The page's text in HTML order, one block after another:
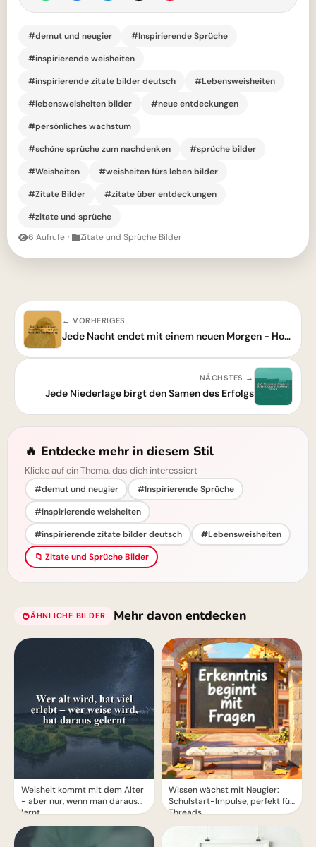
#demut und neugier
#Inspirierende Sprüche
#inspirierende weisheiten
#inspirierende zitate bilder deutsch
#Lebensweisheiten
#lebensweisheiten bilder
#neue entdeckungen
#persönliches wachstum
#schöne sprüche zum nachdenken
#sprüche bilder
#Weisheiten
#weisheiten fürs leben bilder
#Zitate Bilder
#zitate über entdeckungen
#zitate und sprüche
6 Aufrufe · Zitate und Sprüche Bilder
← VORHERIGES
Jede Nacht endet mit einem neuen Morgen - Hoffnung und Genesung
NÄCHSTES →
Jede Niederlage birgt den Samen des Erfolgs
🔥 Entdecke mehr in diesem Stil
Klicke auf ein Thema, das dich interessiert
#demut und neugier
#Inspirierende Sprüche
#inspirierende weisheiten
#inspirierende zitate bilder deutsch
#Lebensweisheiten
📁 Zitate und Sprüche Bilder
ÄHNLICHE BILDER Mehr davon entdecken
Weisheit kommt mit dem Alter
- aber nur, wenn man daraus
lernt
Wissen wächst mit Neugier:
Schulstart-Impulse, perfekt für
Threads